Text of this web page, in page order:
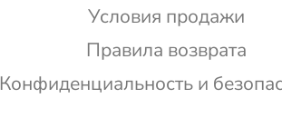
Условия продажи
Правила возврата
Конфиденциальность и